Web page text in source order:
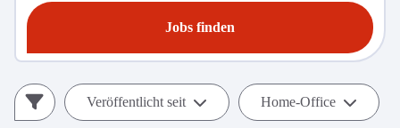
Jobs finden
Veröffentlicht seit Home-Office